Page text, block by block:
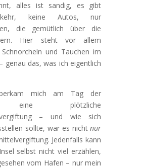
alles ist sandig, es gibt
keine Autos, nur
die gemütlich über die
Hier steht vor allem
und Tauchen im
genau das, was ich eigentlich
mich am Tag der
eine plötzliche
– und wie sich
sollte, war es nichtnur
Jedenfalls kann
selbst nicht viel erzählen,
vom Hafen – nur mein